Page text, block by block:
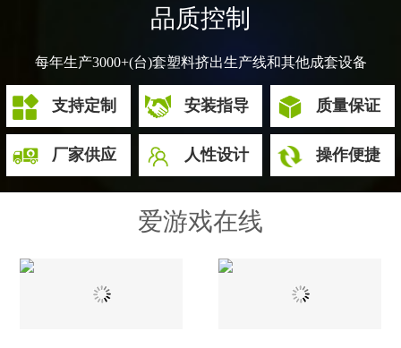
品质控制
每年生产3000+(台)套塑料挤出生产线和其他成套设备
支持定制 安装指导 质量保证
厂家供应 人性设计 操作便捷
爱游戏在线